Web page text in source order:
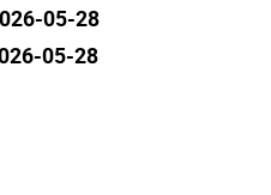
05-28
05-28